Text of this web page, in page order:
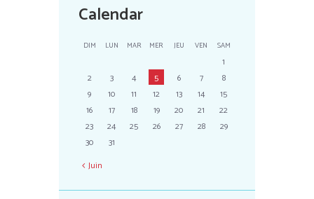
Calendar
DIM LUN MAR MER JEU VEN SAM
1
2
3 4 5 6 7
8
9
10 11 12 13 14
15
16
17 18 19 20 21
22
23
24 25 26 27 28
29
30
31
Juin